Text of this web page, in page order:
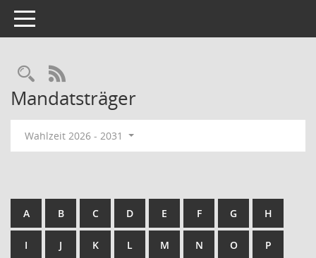
Toggle navigation
Rechercheauswahl
RSS-Feed
Mandatsträger
Wahlzeit 2026 - 2031
A B C D E F G H
I J K L M N O P